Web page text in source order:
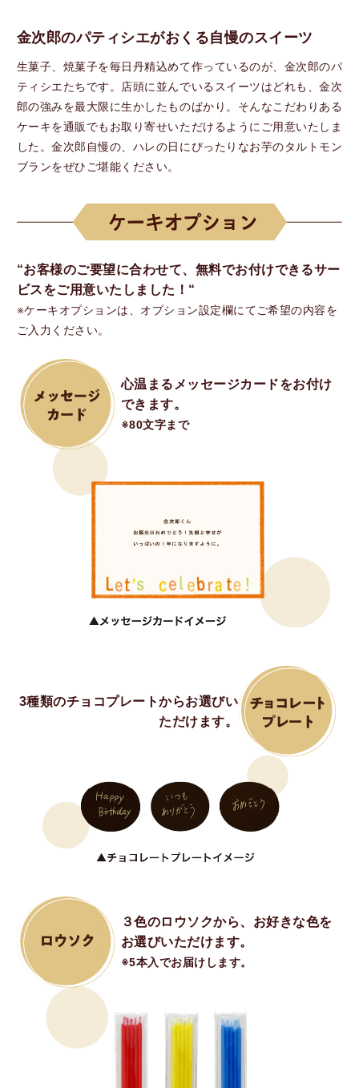
金次郎のパティシエがおくる自慢のスイーツ
生菓子、焼菓子を毎日丹精込めて作っているのが、金次郎のパ
ティシエたちです。店頭に並んでいるスイーツはどれも、金次
郎の強みを最大限に生かしたものばかり。そんなこだわりある
ケーキを通販でもお取り寄せいただけるようにご用意いたしま
した。金次郎自慢の、ハレの日にぴったりなお芋のタルトモン
ブランをぜひご堪能ください。
“お客様のご要望に合わせて、無料でお付けできるサー
ビスをご用意いたしました！“
※ケーキオプションは、オプション設定欄にてご希望の内容を
ご入力ください。
心温まるメッセージカードをお付け
できます。
※80文字まで
3種類のチョコプレートからお選びい
ただけます。
３色のロウソクから、お好きな色を
お選びいただけます。
※5本入でお届けします。